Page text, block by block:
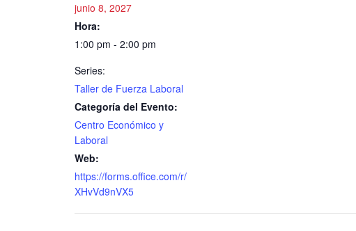
junio 8, 2027
Hora:
1:00 pm - 2:00 pm
Series:
Taller de Fuerza Laboral
Categoría del Evento:
Centro Económico y
Laboral
Web:
https://forms.office.com/r/
XHvVd9nVX5